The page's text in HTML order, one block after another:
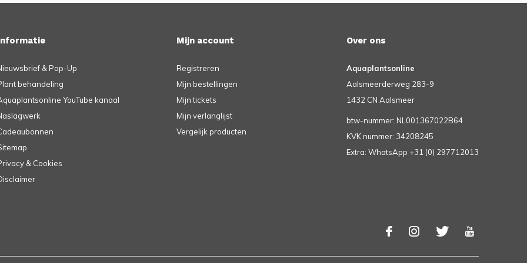
& Pop-Up
behandeling
YouTube kanaal
& Cookies
Mijn account
Registreren
Mijn bestellingen
Mijn tickets
Mijn verlanglijst
Vergelijk producten
Over ons
Aquaplantsonline
Aalsmeerderweg 283-9
1432 CN Aalsmeer
btw-nummer: NL001367022B64
KVK nummer: 34208245
Extra: WhatsApp +31 (0) 297712013